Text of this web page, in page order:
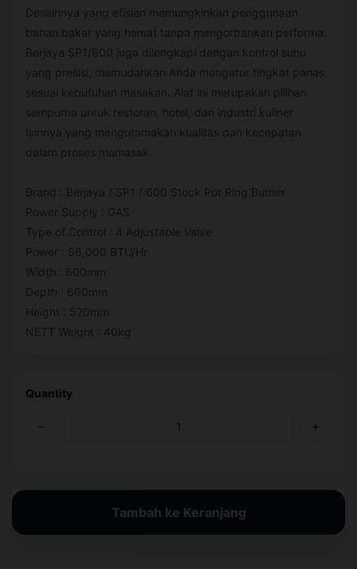
Desainnya yang efisien memungkinkan penggunaan
bahan bakar yang hemat tanpa mengorbankan performa.
Berjaya SP1/600 juga dilengkapi dengan kontrol suhu
yang presisi, memudahkan Anda mengatur tingkat panas
sesuai kebutuhan masakan. Alat ini merupakan pilihan
sempurna untuk restoran, hotel, dan industri kuliner
lainnya yang mengutamakan kualitas dan kecepatan
dalam proses memasak.
Brand : Berjaya / SP1 / 600 Stock Pot Ring Burner
Power Supply : GAS
Type of Control : 4 Adjustable Valve
Power : 56,000 BTU/Hr
Width : 600mm
Depth : 600mm
Height : 520mm
NETT Weight : 40kg
Quantity
Tambah ke Keranjang